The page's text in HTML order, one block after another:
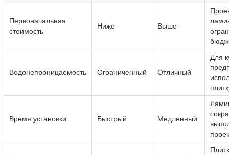
Первоначальная
стоимость
Ниже Выше
Водонепроницаемость Ограниченный Отличный
Для
Время установки Быстрый Медленный